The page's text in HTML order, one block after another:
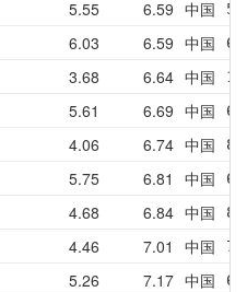
5.55 6.59 中国
6.03 6.59 中国
3.68 6.64 中国
5.61 6.69 中国
4.06 6.74 中国
5.75 6.81 中国
4.68 6.84 中国
4.46 7.01 中国
5.26 7.17 中国